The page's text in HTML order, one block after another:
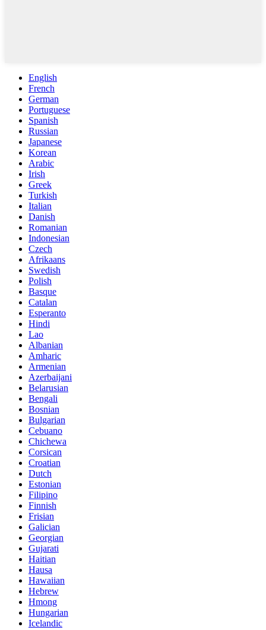
English
French
German
Portuguese
Spanish
Russian
Japanese
Korean
Arabic
Irish
Greek
Turkish
Italian
Danish
Romanian
Indonesian
Czech
Afrikaans
Swedish
Polish
Basque
Catalan
Esperanto
Hindi
Lao
Albanian
Amharic
Armenian
Azerbaijani
Belarusian
Bengali
Bosnian
Bulgarian
Cebuano
Chichewa
Corsican
Croatian
Dutch
Estonian
Filipino
Finnish
Frisian
Galician
Georgian
Gujarati
Haitian
Hausa
Hawaiian
Hebrew
Hmong
Hungarian
Icelandic